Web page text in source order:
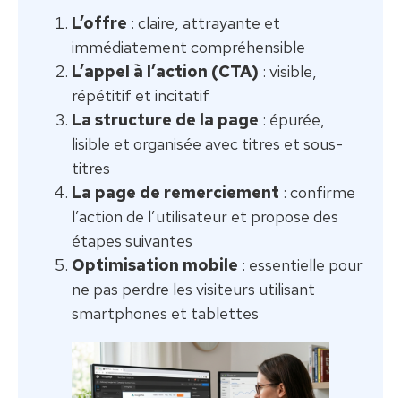
L’offre : claire, attrayante et
immédiatement compréhensible
L’appel à l’action (CTA) : visible,
répétitif et incitatif
La structure de la page : épurée,
lisible et organisée avec titres et sous-
titres
La page de remerciement : confirme
l’action de l’utilisateur et propose des
étapes suivantes
Optimisation mobile : essentielle pour
ne pas perdre les visiteurs utilisant
smartphones et tablettes